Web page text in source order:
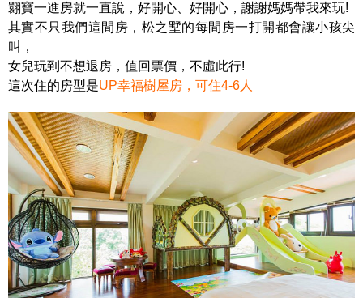
翾寶一進房就一直說，好開心、好開心，謝謝媽媽帶我來玩!
其實不只我們這間房，松之墅的每間房一打開都會讓小孩尖
叫，
女兒玩到不想退房，值回票價，不虛此行!
這次住的房型是UP幸福樹屋房，可住4-6人